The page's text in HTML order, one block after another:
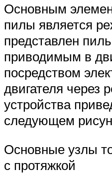
Основным
пилы является
представлен
приводимым в
посредством
двигателя через
устройства
следующем
Основные узлы
с протяжкой